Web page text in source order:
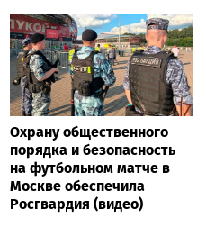
Охрану общественного
порядка и безопасность
на футбольном матче в
Москве обеспечила
Росгвардия (видео)